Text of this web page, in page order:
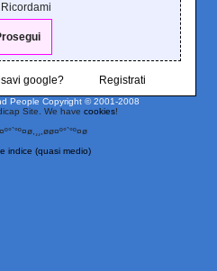
Ricordami
google? Registrati
People Copyright © 2001-2008
Site. We have cookies!
indice (quasi medio)